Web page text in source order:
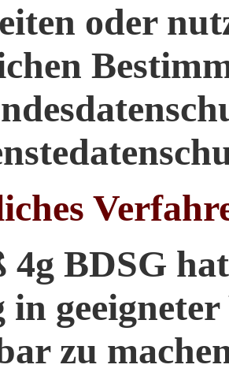
oder
4g BDSG
geeigneter
zu